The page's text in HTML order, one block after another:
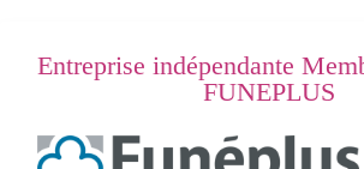
Entreprise indépendante
FUNEPLUS